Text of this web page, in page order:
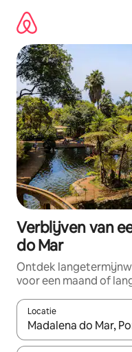
direct
naar
inhoud
Verblijven van
do Mar
Ontdek
voor een maand of
Locatie
Wanneer er resultaten